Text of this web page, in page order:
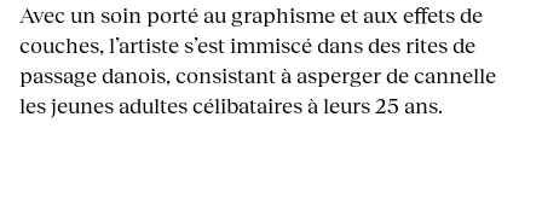
Avec un soin porté au graphisme et aux effets de
couches, l’artiste s’est immiscé dans des rites de
passage danois, consistant à asperger de cannelle
les jeunes adultes célibataires à leurs 25 ans.